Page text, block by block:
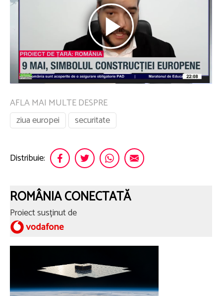
AFLA MAI MULTE DESPRE
ziua europei
securitate
Distribuie:
ROMÂNIA CONECTATĂ
Proiect susținut de